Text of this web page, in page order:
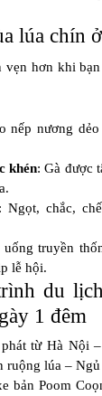
lúa chín
vẹn hơn khi
nếp nương
khén: Gà được
: Ngọt, chắc,
truyền
lễ hội.
du
1 đêm
từ Hà Nội
ruộng lúa – Ngủ
bản Poom